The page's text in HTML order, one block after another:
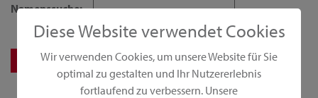
Diese Website verwendet Cookies
Wir verwenden Cookies, um unsere Website für Sie
optimal zu gestalten und Ihr Nutzererlebnis
fortlaufend zu verbessern. Unsere
Namenssuche: